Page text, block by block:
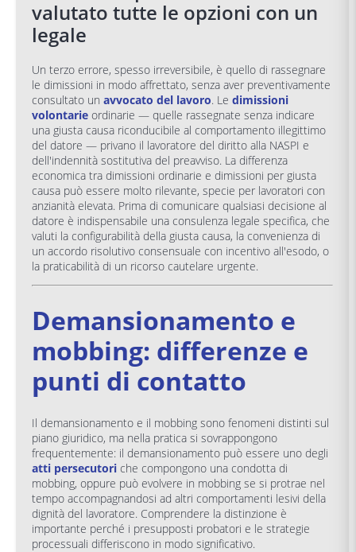
valutato tutte le opzioni con un
legale
Un terzo errore, spesso irreversibile, è quello di rassegnare
le dimissioni in modo affrettato, senza aver preventivamente
consultato un avvocato del lavoro. Le dimissioni
volontarie ordinarie — quelle rassegnate senza indicare
una giusta causa riconducibile al comportamento illegittimo
del datore — privano il lavoratore del diritto alla NASPI e
dell'indennità sostitutiva del preavviso. La differenza
economica tra dimissioni ordinarie e dimissioni per giusta
causa può essere molto rilevante, specie per lavoratori con
anzianità elevata. Prima di comunicare qualsiasi decisione al
datore è indispensabile una consulenza legale specifica, che
valuti la configurabilità della giusta causa, la convenienza di
un accordo risolutivo consensuale con incentivo all'esodo, o
la praticabilità di un ricorso cautelare urgente.
Demansionamento e
mobbing: differenze e
punti di contatto
Il demansionamento e il mobbing sono fenomeni distinti sul
piano giuridico, ma nella pratica si sovrappongono
frequentemente: il demansionamento può essere uno degli
atti persecutori che compongono una condotta di
mobbing, oppure può evolvere in mobbing se si protrae nel
tempo accompagnandosi ad altri comportamenti lesivi della
dignità del lavoratore. Comprendere la distinzione è
importante perché i presupposti probatori e le strategie
processuali differiscono in modo significativo.